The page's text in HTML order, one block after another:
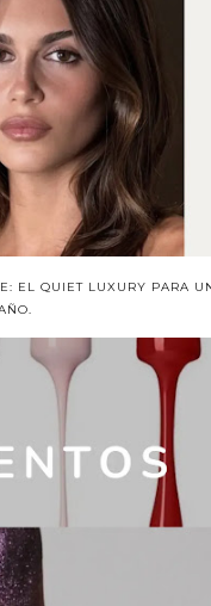
EL QUIET LUXURY PARA